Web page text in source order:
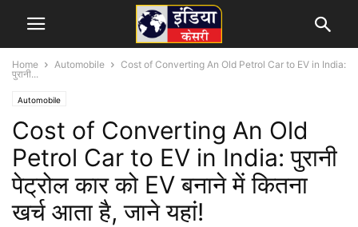
Home Automobile
Cost of Converting An Old Petrol Car to EV in India:
पुरानी...
Automobile
Cost of Converting An Old
Petrol Car to EV in India: पुरानी
पेट्रोल कार को EV बनाने में कितना
खर्च आता है, जाने यहां!